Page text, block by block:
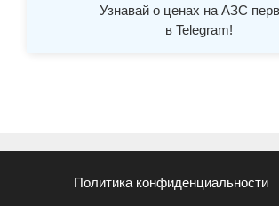
Узнавай о ценах на АЗС
в Telegram!
Политика конфиденциальности